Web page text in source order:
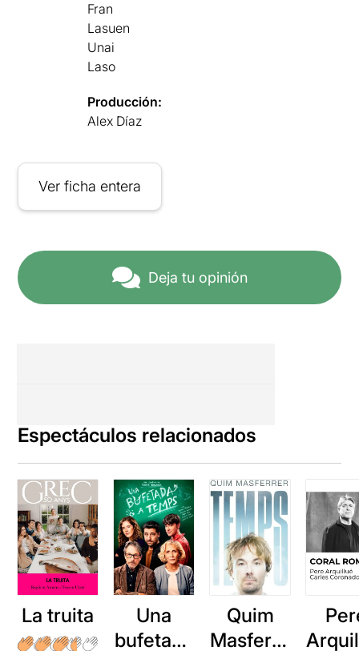
Fran
Lasuen
Unai
Laso
Producción:
Alex Díaz
Ver ficha entera
Deja tu opinión
Espectáculos relacionados
La truita
Una
bufetada
Quim
Masferre